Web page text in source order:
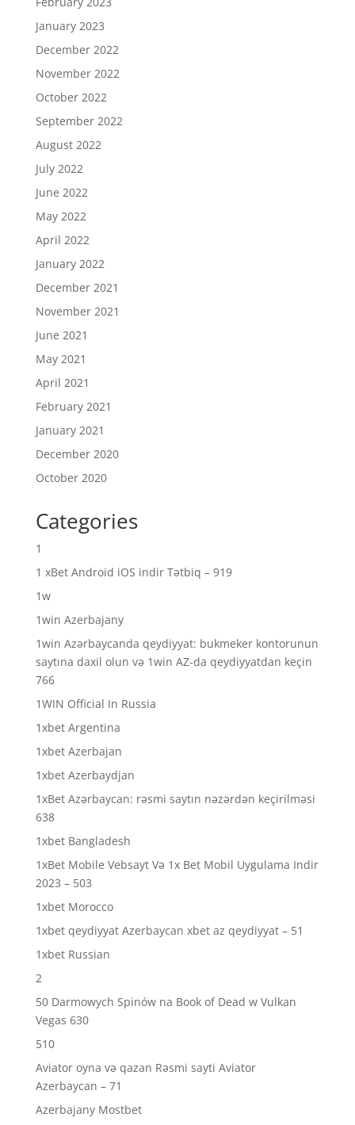
January 2023
December 2022
November 2022
October 2022
September 2022
August 2022
July 2022
June 2022
May 2022
April 2022
January 2022
December 2021
November 2021
June 2021
May 2021
April 2021
February 2021
January 2021
December 2020
October 2020
Categories
1
1 xBet Android iOS indir Tətbiq – 919
1w
1win Azerbajany
1win Azərbaycanda qeydiyyat: bukmeker kontorunun
saytına daxil olun və 1win AZ-da qeydiyyatdan keçin
766
1WIN Official In Russia
1xbet Argentina
1xbet Azerbajan
1xbet Azerbaydjan
1xBet Azərbaycan: rəsmi saytın nəzərdən keçirilməsi
638
1xbet Bangladesh
1xBet Mobile Vebsayt Və 1x Bet Mobil Uygulama Indir
2023 – 503
1xbet Morocco
1xbet qeydiyyat Azerbaycan xbet az qeydiyyat – 51
1xbet Russian
2
50 Darmowych Spinów na Book of Dead w Vulkan
Vegas 630
510
Aviator oyna və qazan Rəsmi sayti Aviator
Azerbaycan – 71
Azerbajany Mostbet